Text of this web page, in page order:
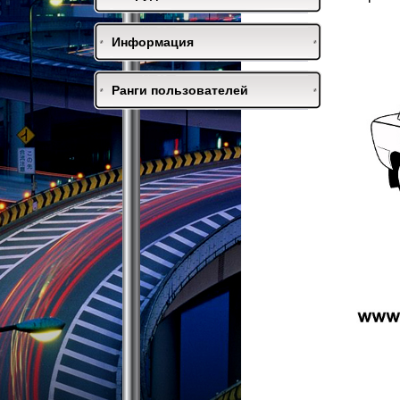
Информация
Ранги пользователей